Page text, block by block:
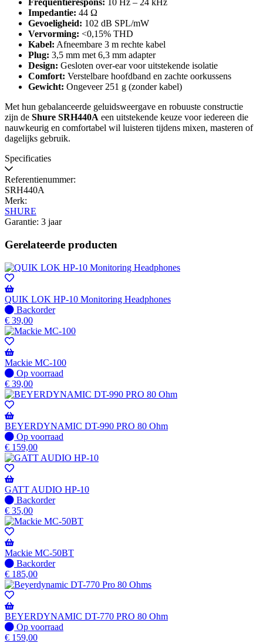
Frequentierespons: 10 Hz – 24 kHz
Impedantie: 44 Ω
Gevoeligheid: 102 dB SPL/mW
Vervorming: <0,15% THD
Kabel: Afneembare 3 m rechte kabel
Plug: 3,5 mm met 6,3 mm adapter
Design: Gesloten over‑ear voor uitstekende isolatie
Comfort: Verstelbare hoofdband en zachte oorkussens
Gewicht: Ongeveer 251 g (zonder kabel)
Met hun gebalanceerde geluidsweergave en robuuste constructie
zijn de Shure SRH440A een uitstekende keuze voor iedereen die
nauwkeurig en comfortabel wil luisteren tijdens mixen, masteren of
dagelijks gebruik.
Specificaties
Referentienummer:
SRH440A
Merk:
SHURE
Garantie: 3 jaar
Gerelateerde producten
QUIK LOK HP-10 Monitoring Headphones
Niet
op
voorraad
-
Wordt
verzonden
wanneer
beschikbaar
Backorder
€ 39,00
Mackie MC-100
Op
voorraad
Op voorraad
€ 39,00
BEYERDYNAMIC DT-990 PRO 80 Ohm
Op
voorraad
Op voorraad
€ 159,00
GATT AUDIO HP-10
Niet
op
voorraad
-
Wordt
verzonden
wanneer
beschikbaar
Backorder
€ 35,00
Mackie MC-50BT
Niet
op
voorraad
-
Wordt
verzonden
wanneer
beschikbaar
Backorder
€ 185,00
BEYERDYNAMIC DT-770 PRO 80 Ohm
Op
voorraad
Op voorraad
€ 159,00